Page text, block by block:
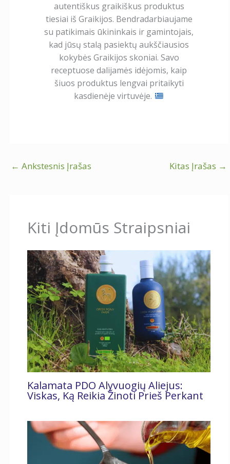
autentiškus graikiškus produktus
tiesiai iš Graikijos. Bendradarbiaujame
su patikimais ūkininkais ir gamintojais,
kad jūsų stalą pasiektų aukščiausios
kokybės Graikijos skoniai. Savo
receptuose dalijamės idėjomis, kaip
šiuos produktus lengvai pritaikyti
kasdienėje virtuvėje.
← Ankstesnis Įrašas Kitas Įrašas →
Kiti Įdomūs Straipsniai
Kalamata PDO Alyvuogių Aliejus:
Viskas, Ką Reikia Žinoti Prieš Perkant